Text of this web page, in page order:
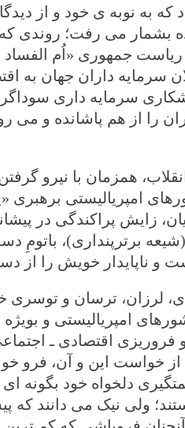
به نوبه ی خود و از
بشمار می رفت؛ روندی که
ریاست جمهوری «اُم
داران جهان به
سرمایه داری سوداگر
را از هم پاشانده و می
همزمان با نیرو
امپریالیستی برهبری
زایش پراکندگی در
برترپنداری)، باتومِ
و ناپایدار خویش را از
لرزان، ترسان و توسری
امپریالیستی و
فروریزی اقتصادی ـ
خواست این و آن، فرو
دلخواه خود بگونه
ولی نیک می دانند که